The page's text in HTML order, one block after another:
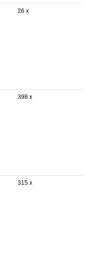
26 x
398 x
315 x